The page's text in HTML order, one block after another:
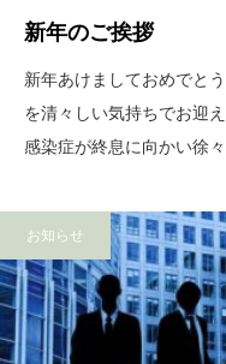
新年のご挨拶
新年あけましておめでと
を清々しい気持ちでお迎
感染症が終息に向かい徐
お知らせ